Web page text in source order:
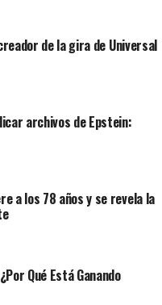
de la gira de Universal
archivos de Epstein:
a los 78 años y se revela la
Qué Está Ganando